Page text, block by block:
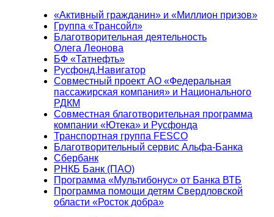
«Активный гражданин» и «Миллион призов»
Группа «Трансойл»
Благотворительная деятельность
Олега Леонова
БФ «Татнефть»
Русфонд.Навигатор
Совместный проект АО «Федеральная
пассажирская компания» и Национального
РДКМ
Совместная благотворительная программа
компании «Ютека» и Русфонда
Транспортная группа FESCO
Благотворительный сервис Альфа-Банка
Сбербанк
РНКБ Банк (ПАО)
Программа «Мультибонус» от Банка ВТБ
Программа помощи детям Свердловской
области «Росток добра»